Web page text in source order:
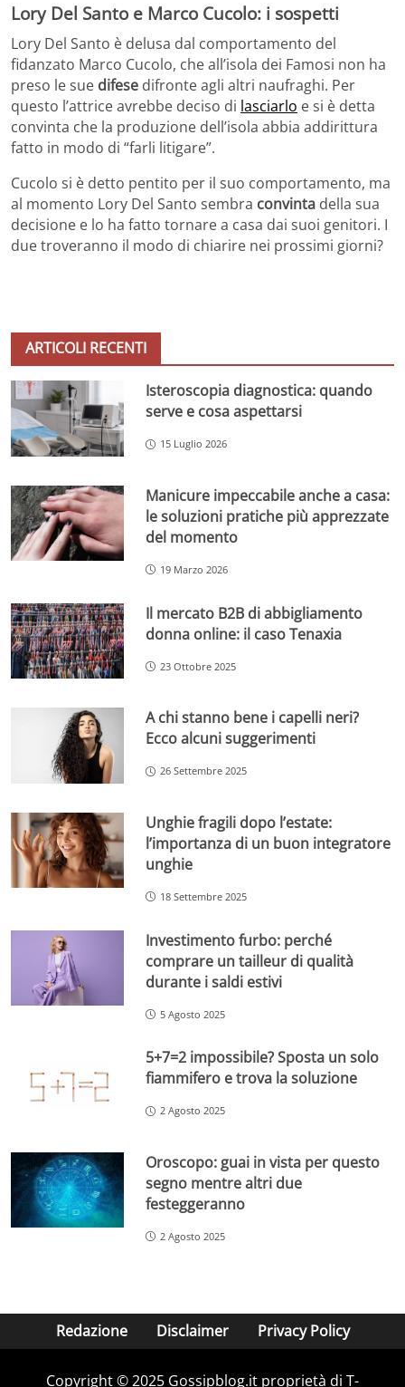
Lory Del Santo e Marco Cucolo: i sospetti
Lory Del Santo è delusa dal comportamento del
fidanzato Marco Cucolo, che all’isola dei Famosi non ha
preso le sue difese difronte agli altri naufraghi. Per
questo l’attrice avrebbe deciso di lasciarlo e si è detta
convinta che la produzione dell’isola abbia addirittura
fatto in modo di “farli litigare”.
Cucolo si è detto pentito per il suo comportamento, ma
al momento Lory Del Santo sembra convinta della sua
decisione e lo ha fatto tornare a casa dai suoi genitori. I
due troveranno il modo di chiarire nei prossimi giorni?
ARTICOLI RECENTI
Isteroscopia diagnostica: quando
serve e cosa aspettarsi
15 Luglio 2026
Manicure impeccabile anche a casa:
le soluzioni pratiche più apprezzate
del momento
19 Marzo 2026
Il mercato B2B di abbigliamento
donna online: il caso Tenaxia
23 Ottobre 2025
A chi stanno bene i capelli neri?
Ecco alcuni suggerimenti
26 Settembre 2025
Unghie fragili dopo l’estate:
l’importanza di un buon integratore
unghie
18 Settembre 2025
Investimento furbo: perché
comprare un tailleur di qualità
durante i saldi estivi
5 Agosto 2025
5+7=2 impossibile? Sposta un solo
fiammifero e trova la soluzione
2 Agosto 2025
Oroscopo: guai in vista per questo
segno mentre altri due
festeggeranno
2 Agosto 2025
Redazione Disclaimer Privacy Policy
Copyright © 2025 Gossipblog.it proprietà di T-